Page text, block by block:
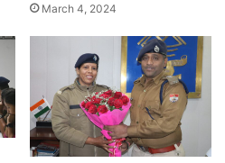
March 4, 2024